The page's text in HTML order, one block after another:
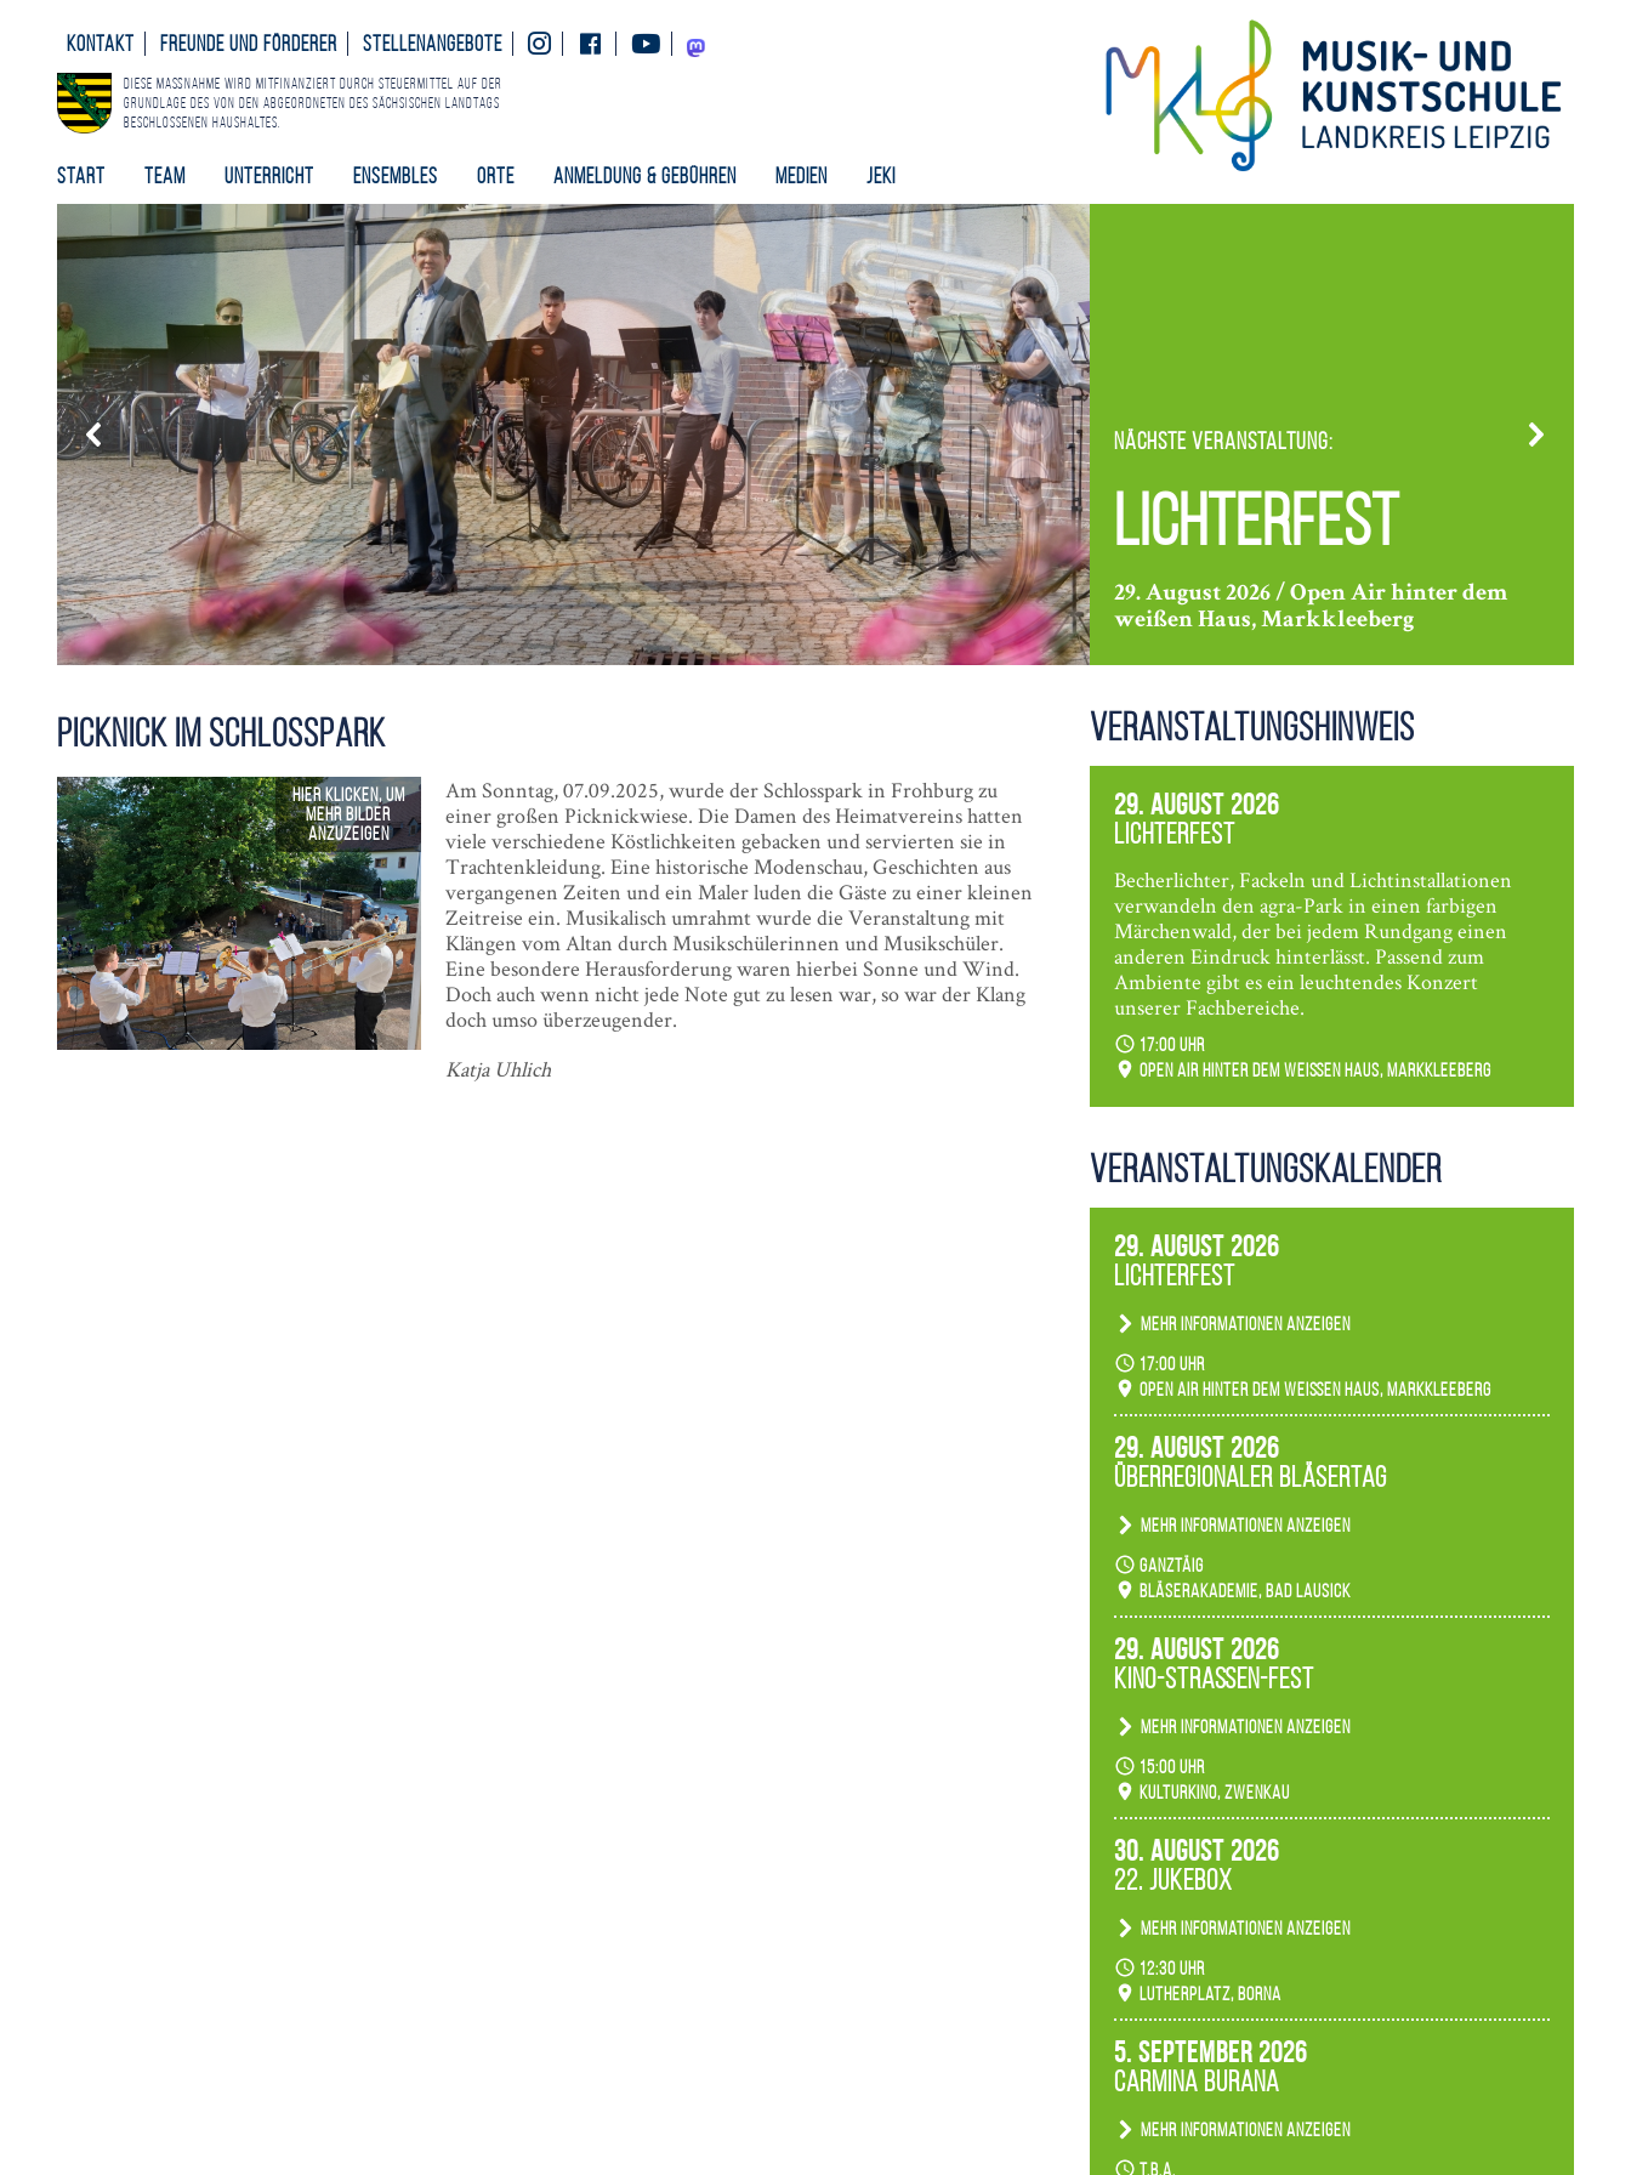
Kontakt Freunde und Förderer Stellenangebote InstagramFacebookYoutubeMastodon
Diese Maßnahme wird mitfinanziert durch Steuermittel auf der
Grundlage des von den Abgeordneten des Sächsischen Landtags
beschlossenen Haushaltes.
Start Team Unterricht Ensembles Orte Anmeldung & Gebühren Medien Jeki
Nächste Veranstaltung:
Lichterfest
29. August 2026 / Open Air hinter dem
weißen Haus, Markkleeberg
Picknick im Schloss­park
Am Sonntag, 07.09.2025, wurde der Schlosspark in Frohburg zu
einer großen Picknickwiese. Die Damen des Heimatvereins hatten
viele verschiedene Köstlichkeiten gebacken und servierten sie in
Trachtenkleidung. Eine historische Modenschau, Geschichten aus
vergangenen Zeiten und ein Maler luden die Gäste zu einer kleinen
Zeitreise ein. Musikalisch umrahmt wurde die Veranstaltung mit
Klängen vom Altan durch Musikschülerinnen und Musikschüler.
Eine besondere Herausforderung waren hierbei Sonne und Wind.
Doch auch wenn nicht jede Note gut zu lesen war, so war der Klang
doch umso überzeugender.
Katja Uhlich
Veranstaltungshinweis
29. August 2026
Lichterfest
Becherlichter, Fackeln und Lichtinstallationen
verwandeln den agra-Park in einen farbigen
Märchenwald, der bei jedem Rundgang einen
anderen Eindruck hinterlässt. Passend zum
Ambiente gibt es ein leuchtendes Konzert
unserer Fachbereiche.
17:00 Uhr
Open Air hinter dem weißen Haus, Markkleeberg
Veranstaltungs­kalender
29. August 2026
Lichterfest
Mehr Informationen anzeigen
Becherlichter, Fackeln und Lichtinstallationen
verwandeln den agra-Park in einen farbigen
Märchenwald, der bei jedem Rundgang einen
Ambiente gibt es ein leuchtendes Konzert
unserer Fachbereiche.
17:00 Uhr
Open Air hinter dem weißen Haus, Markkleeberg
29. August 2026
Überregionaler Bläsertag
Mehr Informationen anzeigen
Teilnahme der Bläserklassen.
ganztäig
Bläserakademie, Bad Lausick
29. August 2026
Kino-Straßen-Fest
Mehr Informationen anzeigen
Konzert unserer Zwenkauer Schüler und
Schülerinnen zum Fest des Kulturkinos.
15:00 Uhr
Kulturkino, Zwenkau
30. August 2026
22. Jukebox
Mehr Informationen anzeigen
Anlässlicher der 775-Jahrfeier der Stadt Borna
spielen wir noch einmal unser aktuelles
Jukeboxprogramm zum Stadtfest.
12:30 Uhr
Lutherplatz, Borna
5. September 2026
Carmina Burana
Mehr Informationen anzeigen
Tanztheater der Quertänzer Borna.
t.b.a.